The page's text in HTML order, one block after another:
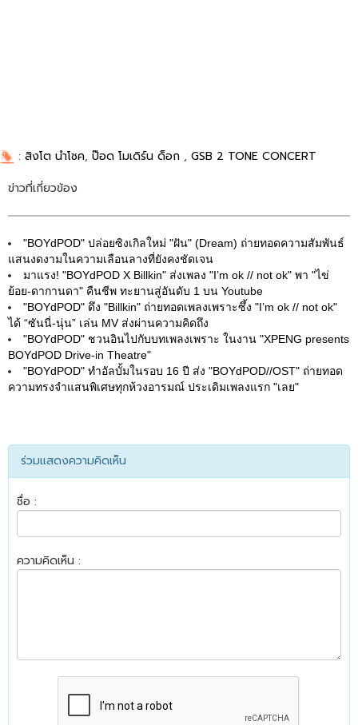
: สิงโต นำโชค, ป๊อด โมเดิร์น ด็อก , GSB 2 TONE CONCERT
ข่าวที่เกี่ยวข้อง
"BOYdPOD" ปล่อยซิงเกิลใหม่ "ฝัน" (Dream) ถ่ายทอดความสัมพันธ์
แสนงดงามในความเลือนลางที่ยังคงชัดเจน
มาแรง! "BOYdPOD X Billkin" ส่งเพลง "I’m ok // not ok" พา "ไข่
ย้อย-ดากานดา" คืนชีพ ทะยานสู่อันดับ 1 บน Youtube
"BOYdPOD" ดึง "Billkin" ถ่ายทอดเพลงเพราะซึ้ง "I’m ok // not ok"
ได้ “ซันนี่-นุ่น” เล่น MV ส่งผ่านความคิดถึง
"BOYdPOD" ชวนอินไปกับบทเพลงเพราะ ในงาน "XPENG presents
BOYdPOD Drive-in Theatre"
"BOYdPOD" ทำอัลบั้มในรอบ 16 ปี ส่ง "BOYdPOD//OST" ถ่ายทอด
ความทรงจำแสนพิเศษทุกห้วงอารมณ์ ประเดิมเพลงแรก "เลย"
ร่วมแสดงความคิดเห็น
ชื่อ :
ความคิดเห็น :